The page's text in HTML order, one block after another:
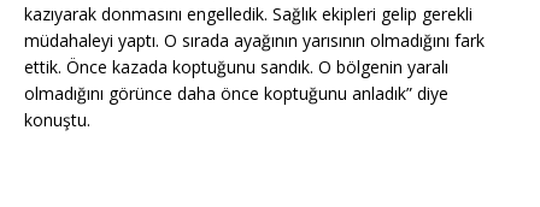
kazıyarak donmasını engelledik. Sağlık ekipleri gelip gerekli
müdahaleyi yaptı. O sırada ayağının yarısının olmadığını fark
ettik. Önce kazada koptuğunu sandık. O bölgenin yaralı
olmadığını görünce daha önce koptuğunu anladık” diye
konuştu.